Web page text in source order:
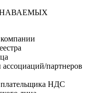
компании
партнеров
плательщика НДС